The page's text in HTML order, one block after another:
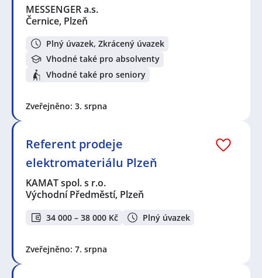
MESSENGER a.s.
Černice, Plzeň
Plný úvazek, Zkrácený úvazek
Vhodné také pro absolventy
Vhodné také pro seniory
Zveřejněno: 3. srpna
Referent prodeje
elektromateriálu Plzeň
KAMAT spol. s r.o.
Východní Předměstí, Plzeň
34 000 – 38 000 Kč Plný úvazek
Zveřejněno: 7. srpna